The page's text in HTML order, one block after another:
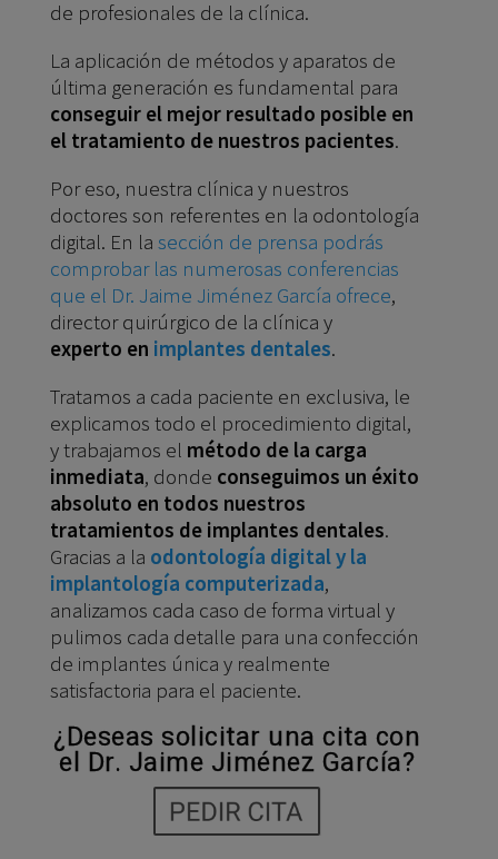
de profesionales de la clínica.
La aplicación de métodos y aparatos de
última generación es fundamental para
conseguir el mejor resultado posible en
el tratamiento de nuestros pacientes.
Por eso, nuestra clínica y nuestros
doctores son referentes en la odontología
digital. En la sección de prensa podrás
comprobar las numerosas conferencias
que el Dr. Jaime Jiménez García ofrece,
director quirúrgico de la clínica y
experto en implantes dentales.
Tratamos a cada paciente en exclusiva, le
explicamos todo el procedimiento digital,
y trabajamos el método de la carga
inmediata, donde conseguimos un éxito
absoluto en todos nuestros
tratamientos de implantes dentales.
Gracias a la odontología digital y la
implantología computerizada,
analizamos cada caso de forma virtual y
pulimos cada detalle para una confección
de implantes única y realmente
satisfactoria para el paciente.
¿Deseas solicitar una cita con
el Dr. Jaime Jiménez García?